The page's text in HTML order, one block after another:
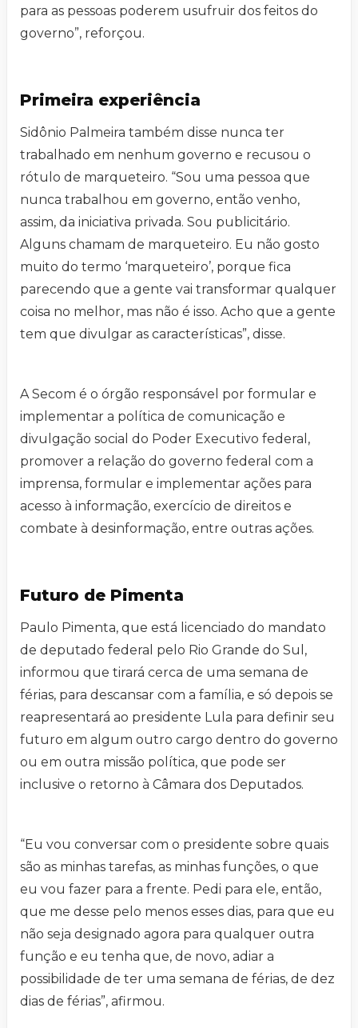
para as pessoas poderem usufruir dos feitos do
governo”, reforçou.
Primeira experiência
Sidônio Palmeira também disse nunca ter
trabalhado em nenhum governo e recusou o
rótulo de marqueteiro. “Sou uma pessoa que
nunca trabalhou em governo, então venho,
assim, da iniciativa privada. Sou publicitário.
Alguns chamam de marqueteiro. Eu não gosto
muito do termo ‘marqueteiro’, porque fica
parecendo que a gente vai transformar qualquer
coisa no melhor, mas não é isso. Acho que a gente
tem que divulgar as características”, disse.
A Secom é o órgão responsável por formular e
implementar a política de comunicação e
divulgação social do Poder Executivo federal,
promover a relação do governo federal com a
imprensa, formular e implementar ações para
acesso à informação, exercício de direitos e
combate à desinformação, entre outras ações.
Futuro de Pimenta
Paulo Pimenta, que está licenciado do mandato
de deputado federal pelo Rio Grande do Sul,
informou que tirará cerca de uma semana de
férias, para descansar com a família, e só depois se
reapresentará ao presidente Lula para definir seu
futuro em algum outro cargo dentro do governo
ou em outra missão política, que pode ser
inclusive o retorno à Câmara dos Deputados.
“Eu vou conversar com o presidente sobre quais
são as minhas tarefas, as minhas funções, o que
eu vou fazer para a frente. Pedi para ele, então,
que me desse pelo menos esses dias, para que eu
não seja designado agora para qualquer outra
função e eu tenha que, de novo, adiar a
possibilidade de ter uma semana de férias, de dez
dias de férias”, afirmou.